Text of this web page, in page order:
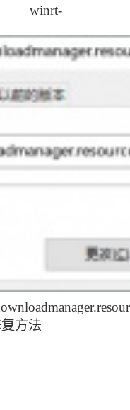
winrt-
丢失一键修复
方法